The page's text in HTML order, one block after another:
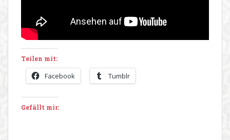
Teilen mit:
Facebook Tumblr
Gefällt mir: